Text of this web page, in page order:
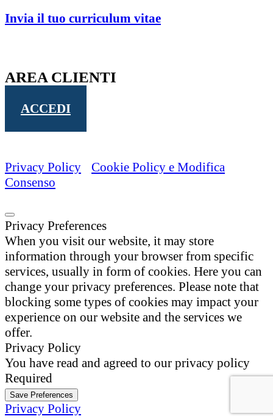
Invia il tuo curriculum vitae
AREA CLIENTI
ACCEDI
2021 © Studio Legale Borgiani Parisella
Privacy Policy
Cookie Policy e Modifica
Consenso
Privacy Preferences
When you visit our website, it may store
information through your browser from specific
services, usually in form of cookies. Here you can
change your privacy preferences. Please note that
blocking some types of cookies may impact your
experience on our website and the services we
offer.
Privacy Policy
You have read and agreed to our privacy policy
Required
Save Preferences
Privacy Policy